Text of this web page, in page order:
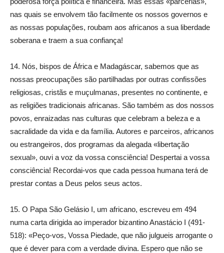
nas quais se envolvem tão facilmente os nossos governos e
as nossas populações, roubam aos africanos a sua liberdade
soberana e traem a sua confiança!
14. Nós, bispos de África e Madagáscar, sabemos que as
nossas preocupações são partilhadas por outras confissões
religiosas, cristãs e muçulmanas, presentes no continente, e
as religiões tradicionais africanas. São também as dos nossos
povos, enraizadas nas culturas que celebram a beleza e a
sacralidade da vida e da família. Autores e parceiros, africanos
ou estrangeiros, dos programas da alegada «libertação
sexual», ouvi a voz da vossa consciência! Despertai a vossa
consciência! Recordai-vos que cada pessoa humana terá de
prestar contas a Deus pelos seus actos.
15. O Papa São Gelásio I, um africano, escreveu em 494
numa carta dirigida ao imperador bizantino Anastácio I (491-
518): «Peço-vos, Vossa Piedade, que não julgueis arrogante o
que é dever para com a verdade divina. Espero que não se